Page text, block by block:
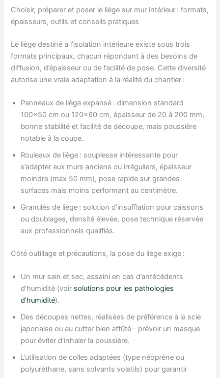
Choisir, préparer et poser le liège sur mur intérieur : formats,
épaisseurs, outils et conseils pratiques
Le liège destiné à l’isolation intérieure existe sous trois
formats principaux, chacun répondant à des besoins de
diffusion, d’épaisseur ou de facilité de pose. Cette diversité
autorise une vraie adaptation à la réalité du chantier :
Panneaux de liège expansé : dimension standard
100×50 cm ou 120×60 cm, épaisseur de 20 à 200 mm,
bonne stabilité et facilité de découpe, mais poussière
notable à la coupe.
Rouleaux de liège : souplesse intéressante pour
s’adapter aux murs anciens ou irréguliers, épaisseur
moindre (max 50 mm), pose rapide sur grandes
surfaces mais moins performant au centimètre.
Granulés de liège : solution d’insufflation pour caissons
ou doublages, densité élevée, pose technique réservée
aux professionnels qualifiés.
Côté outillage et précautions, la pose du liège exige :
Un mur sain et sec, assaini en cas d’antécédents
d’humidité (voir solutions pour les pathologies
d’humidité).
Des découpes nettes, réalisées de préférence à la scie
japonaise ou au cutter bien affûté – prévoir un masque
pour éviter d’inhaler la poussière.
L’utilisation de colles adaptées (type néoprène ou
polyuréthane, sans solvants volatils) pour garantir